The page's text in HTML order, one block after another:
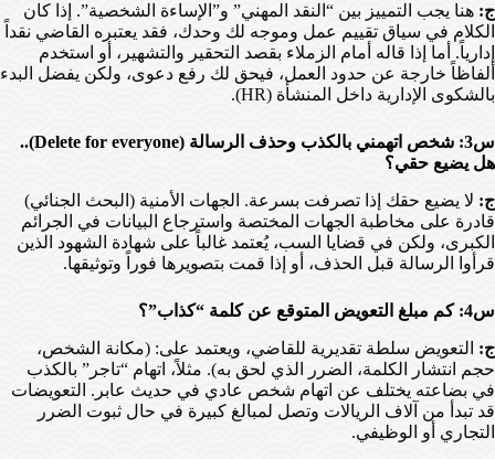
ج: هنا يجب التمييز بين “النقد المهني” و”الإساءة الشخصية”. إذا كان
الكلام في سياق تقييم عمل وموجه لك وحدك، فقد يعتبره القاضي نقداً
إدارياً. أما إذا قاله أمام الزملاء بقصد التحقير والتشهير، أو استخدم
ألفاظاً خارجة عن حدود العمل، فيحق لك رفع دعوى، ولكن يفضل البدء
بالشكوى الإدارية داخل المنشأة (HR).
س3: شخص اتهمني بالكذب وحذف الرسالة (Delete for everyone)..
هل يضيع حقي؟
ج: لا يضيع حقك إذا تصرفت بسرعة. الجهات الأمنية (البحث الجنائي)
قادرة على مخاطبة الجهات المختصة واسترجاع البيانات في الجرائم
الكبرى، ولكن في قضايا السب، يُعتمد غالباً على شهادة الشهود الذين
قرأوا الرسالة قبل الحذف، أو إذا قمت بتصويرها فوراً وتوثيقها.
س4: كم مبلغ التعويض المتوقع عن كلمة “كذاب”؟
ج: التعويض سلطة تقديرية للقاضي، ويعتمد على: (مكانة الشخص،
حجم انتشار الكلمة، الضرر الذي لحق به). مثلاً، اتهام “تاجر” بالكذب
في بضاعته يختلف عن اتهام شخص عادي في حديث عابر. التعويضات
قد تبدأ من آلاف الريالات وتصل لمبالغ كبيرة في حال ثبوت الضرر
التجاري أو الوظيفي.